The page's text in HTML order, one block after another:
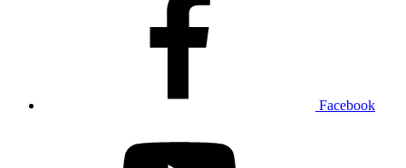
Facebook